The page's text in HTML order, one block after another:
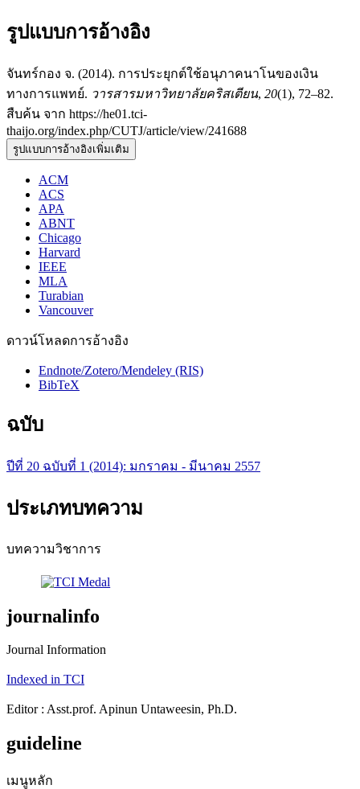
รูปแบบการอ้างอิง
จันทร์กอง จ. (2014). การประยุกต์ใช้อนุภาคนาโนของเงิน
ทางการแพทย์. วารสารมหาวิทยาลัยคริสเตียน, 20(1), 72–82.
สืบค้น จาก https://he01.tci-
thaijo.org/index.php/CUTJ/article/view/241688
รูปแบบการอ้างอิงเพิ่มเติม
ACM
ACS
APA
ABNT
Chicago
Harvard
IEEE
MLA
Turabian
Vancouver
ดาวน์โหลดการอ้างอิง
Endnote/Zotero/Mendeley (RIS)
BibTeX
ฉบับ
ปีที่ 20 ฉบับที่ 1 (2014): มกราคม - มีนาคม 2557
ประเภทบทความ
บทความวิชาการ
journalinfo
Journal Information
Indexed in TCI
Editor : Asst.prof. Apinun Untaweesin, Ph.D.
guideline
เมนูหลัก